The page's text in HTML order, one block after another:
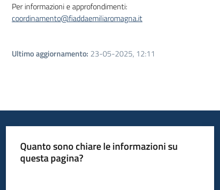
Per informazioni e approfondimenti:
coordinamento@fiaddaemiliaromagna.it
Ultimo aggiornamento: 23-05-2025, 12:11
Quanto sono chiare le informazioni su
questa pagina?